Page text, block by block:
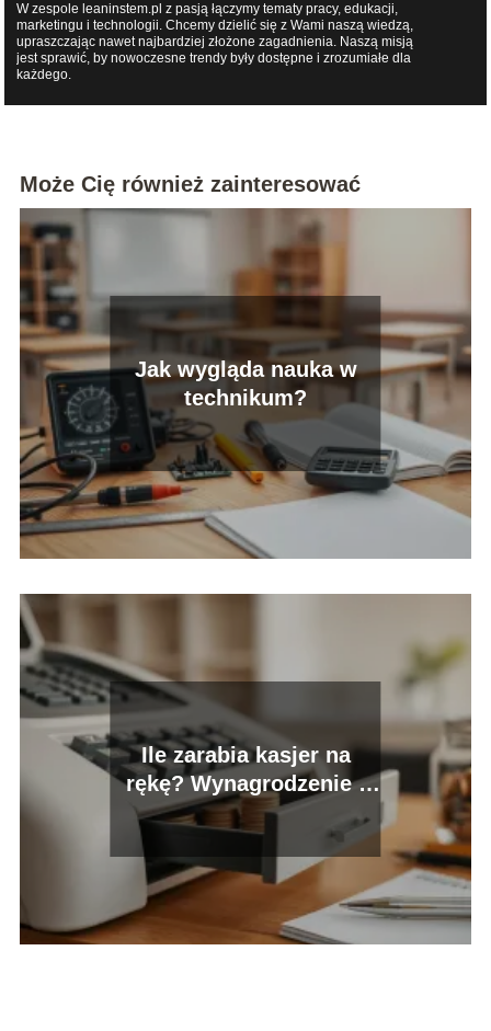
W zespole leaninstem.pl z pasją łączymy tematy pracy, edukacji,
marketingu i technologii. Chcemy dzielić się z Wami naszą wiedzą,
upraszczając nawet najbardziej złożone zagadnienia. Naszą misją
jest sprawić, by nowoczesne trendy były dostępne i zrozumiałe dla
każdego.
Może Cię również zainteresować
Jak wygląda nauka w
technikum?
Ile zarabia kasjer na
rękę? Wynagrodzenie i
dodatki